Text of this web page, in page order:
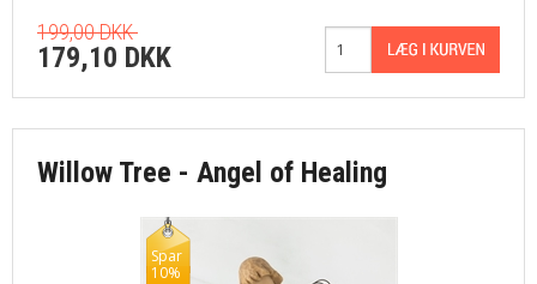
199,00 DKK
179,10 DKK
Willow Tree - Angel of Healing
Spar
10%